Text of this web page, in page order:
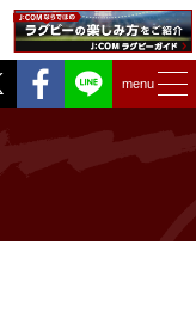
Twitter
Facebook
menu